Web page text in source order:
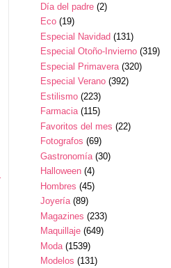
Día del padre (2)
Eco (19)
Especial Navidad (131)
Especial Otoño-Invierno (319)
Especial Primavera (320)
Especial Verano (392)
Estilismo (223)
Farmacia (115)
Favoritos del mes (22)
Fotografos (69)
Gastronomía (30)
Halloween (4)
Hombres (45)
Joyería (89)
Magazines (233)
Maquillaje (649)
Moda (1539)
Modelos (131)